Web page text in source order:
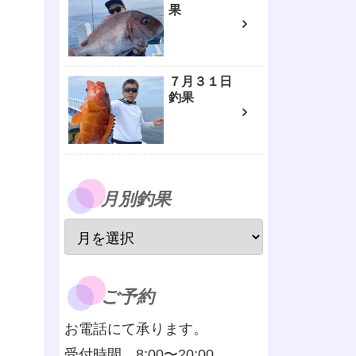
果
７月３１日
釣果
月別釣果
ご予約
お電話にて承ります。